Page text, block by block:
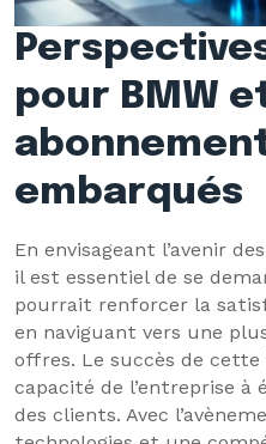
pour BMW
embarqués
En envisageant l’avenir des
il est essentiel de se
pourrait renforcer la
en naviguant vers une
offres. Le succès de
capacité de l’entreprise à
des clients. Avec